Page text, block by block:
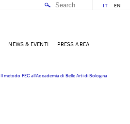
IT EN
NEWS & EVENTI
PRESS AREA
Il metodo FEC all’Accademia di Belle Arti di Bologna